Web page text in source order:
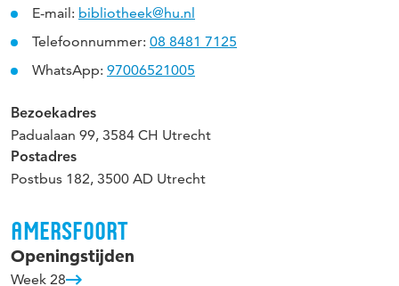
E-mail: bibliotheek@hu.nl
Telefoonnummer: 08 8481 7125
WhatsApp: 97006521005
Bezoekadres
Padualaan 99, 3584 CH Utrecht
Postadres
Postbus 182, 3500 AD Utrecht
AMERSFOORT
Openingstijden
Week 28